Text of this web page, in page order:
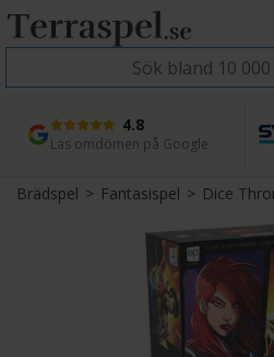
4.8
Läs omdömen på Google
Snabb leverans
Direkt från lager
Brädspel> Fantasispel> Dice